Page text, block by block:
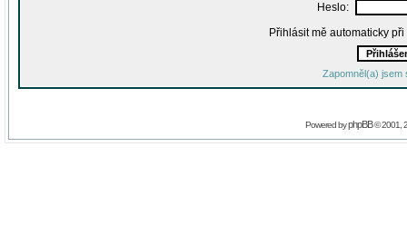
Heslo:
Přihlásit mě automaticky
Zapomněl(a) jsem
Powered byphpBB© 2001,